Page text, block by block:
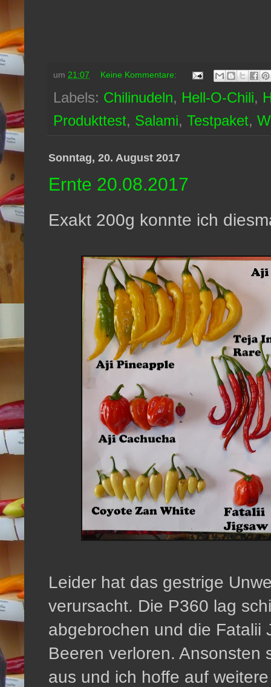
um 21:07 Keine Kommentare:
Labels: Chilinudeln, Hell-O-Chili,
Produkttest, Salami, Testpaket,
Sonntag, 20. August 2017
Ernte 20.08.2017
Exakt 200g konnte ich
Leider hat das gestrige
verursacht. Die P360 lag
abgebrochen und die Fatalii
Beeren verloren. Ansonsten
aus und ich hoffe auf